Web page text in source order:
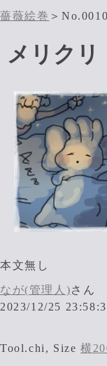
薔薇絵巻 ＞
メリクリ
本文無し
なが(管理人)さん
2023/12/25
Tool.chi, Size 横